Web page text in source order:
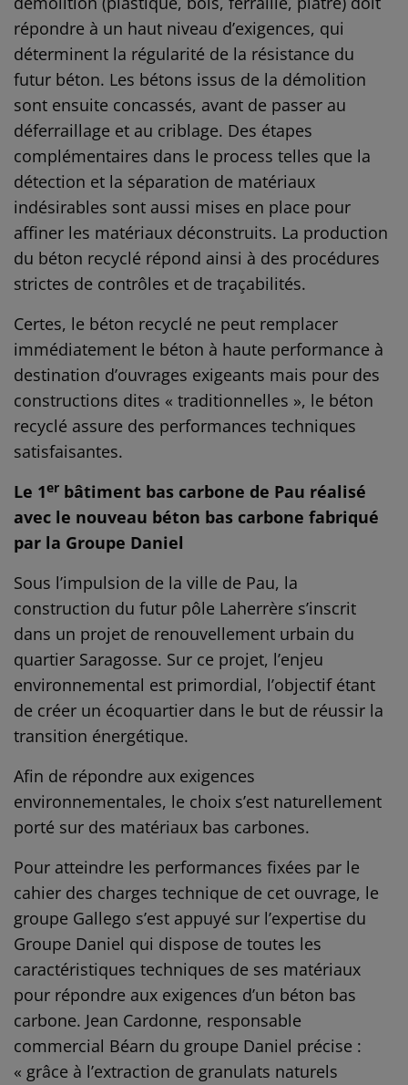
répondre à un haut niveau d’exigences, qui
déterminent la régularité de la résistance du
futur béton. Les bétons issus de la démolition
sont ensuite concassés, avant de passer au
déferraillage et au criblage. Des étapes
complémentaires dans le process telles que la
détection et la séparation de matériaux
indésirables sont aussi mises en place pour
affiner les matériaux déconstruits. La production
du béton recyclé répond ainsi à des procédures
strictes de contrôles et de traçabilités.
Certes, le béton recyclé ne peut remplacer
immédiatement le béton à haute performance à
destination d’ouvrages exigeants mais pour des
constructions dites « traditionnelles », le béton
recyclé assure des performances techniques
satisfaisantes.
Le 1er bâtiment bas carbone de Pau réalisé
avec le nouveau béton bas carbone fabriqué
par la Groupe Daniel
Sous l’impulsion de la ville de Pau, la
construction du futur pôle Laherrère s’inscrit
dans un projet de renouvellement urbain du
quartier Saragosse. Sur ce projet, l’enjeu
environnemental est primordial, l’objectif étant
de créer un écoquartier dans le but de réussir la
transition énergétique.
Afin de répondre aux exigences
environnementales, le choix s’est naturellement
porté sur des matériaux bas carbones.
Pour atteindre les performances fixées par le
cahier des charges technique de cet ouvrage, le
groupe Gallego s’est appuyé sur l’expertise du
Groupe Daniel qui dispose de toutes les
caractéristiques techniques de ses matériaux
pour répondre aux exigences d’un béton bas
carbone. Jean Cardonne, responsable
commercial Béarn du groupe Daniel précise :
« grâce à l’extraction de granulats naturels